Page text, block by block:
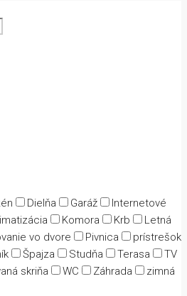
Dielňa Garáž
Internetové
Komora Krb
Letná
vo dvore Pivnica
prístrešok
Špajza Studňa Terasa
TV
skriňa WC Záhrada
zimná